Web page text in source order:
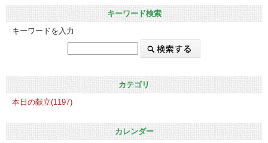
キーワード検索
キーワードを入力
カテゴリ
本日の献立(1197)
カレンダー